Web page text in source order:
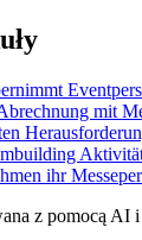
mit
ihr
z pomocą AI